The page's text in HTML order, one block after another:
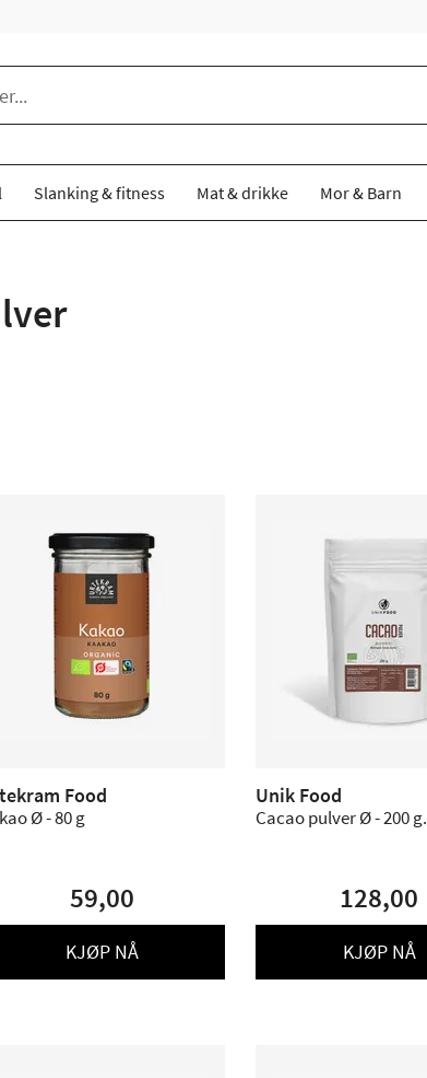
Slanking & fitness Mat & drikke Mor & Barn
Food
Ø - 80 g
59,00
KJØP NÅ
Unik Food
Cacao pulver Ø - 200 g.
128,00
KJØP NÅ